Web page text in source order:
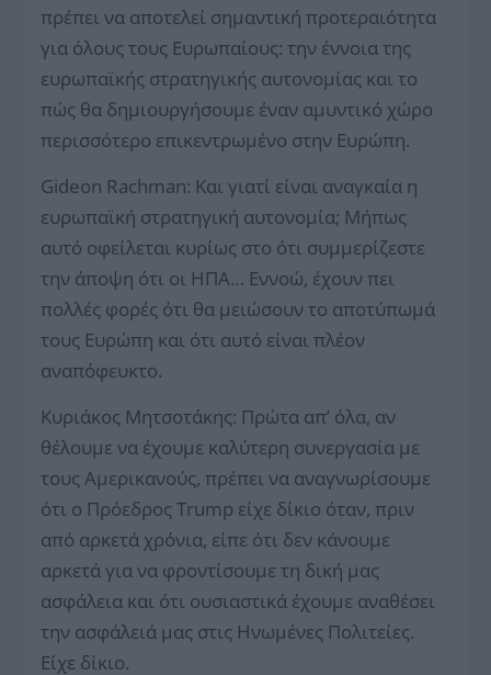
πρέπει να αποτελεί σημαντική προτεραιότητα
για όλους τους Ευρωπαίους: την έννοια της
ευρωπαϊκής στρατηγικής αυτονομίας και το
πώς θα δημιουργήσουμε έναν αμυντικό χώρο
περισσότερο επικεντρωμένο στην Ευρώπη.
Gideon Rachman: Και γιατί είναι αναγκαία η
ευρωπαϊκή στρατηγική αυτονομία; Μήπως
αυτό οφείλεται κυρίως στο ότι συμμερίζεστε
την άποψη ότι οι ΗΠΑ… Εννοώ, έχουν πει
πολλές φορές ότι θα μειώσουν το αποτύπωμά
τους Ευρώπη και ότι αυτό είναι πλέον
αναπόφευκτο.
Κυριάκος Μητσοτάκης: Πρώτα απ’ όλα, αν
θέλουμε να έχουμε καλύτερη συνεργασία με
τους Αμερικανούς, πρέπει να αναγνωρίσουμε
ότι ο Πρόεδρος Trump είχε δίκιο όταν, πριν
από αρκετά χρόνια, είπε ότι δεν κάνουμε
αρκετά για να φροντίσουμε τη δική μας
ασφάλεια και ότι ουσιαστικά έχουμε αναθέσει
την ασφάλειά μας στις Ηνωμένες Πολιτείες.
Είχε δίκιο.